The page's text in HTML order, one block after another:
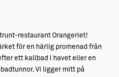
restaurant Orangeriet!
för en härlig promenad från
ett kallbad i havet eller en
Vi ligger mitt på